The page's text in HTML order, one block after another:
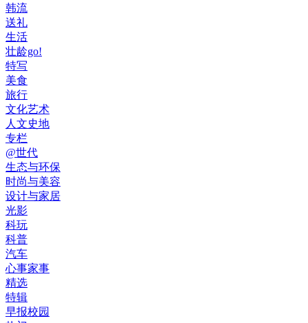
韩流
送礼
生活
壮龄go!
特写
美食
旅行
文化艺术
人文史地
专栏
@世代
生态与环保
时尚与美容
设计与家居
光影
科玩
科普
汽车
心事家事
精选
特辑
早报校园